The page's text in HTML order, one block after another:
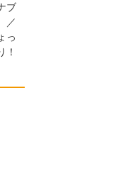
ブ
／
っ
！